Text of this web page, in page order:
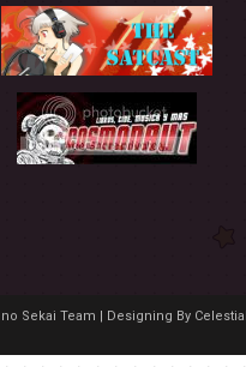
Sekai Team | Designing By